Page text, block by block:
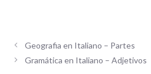
Geografia en Italiano – Partes
Gramática en Italiano – Adjetivos